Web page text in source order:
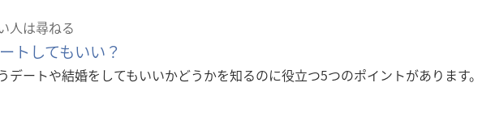
人は尋ねる
トしてもいい？
デートや結婚をしてもいいかどうかを知るのに役立つ5つのポイントがあります。